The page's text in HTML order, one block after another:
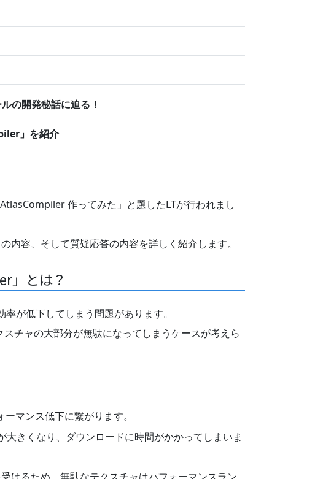
の開発秘話に迫る！
」を紹介
作ってみた」と題したLTが行われまし
容、そして質疑応答の内容を詳しく紹介します。
」とは？
が低下してしまう問題があります。
チャの大部分が無駄になってしまうケースが考えら
マンス低下に繋がります。
きくなり、ダウンロードに時間がかかってしまいま